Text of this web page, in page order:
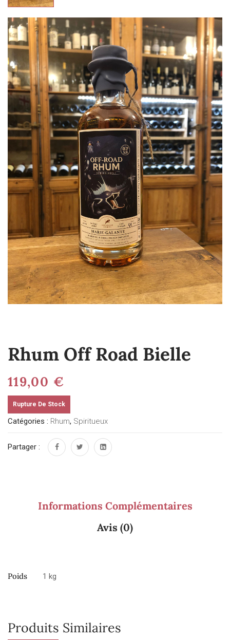
Rhum Off Road Bielle
119,00 €
Rupture De Stock
Catégories : Rhum, Spiritueux
Partager :
Informations Complémentaires
Avis (0)
Poids 1 kg
Produits Similaires